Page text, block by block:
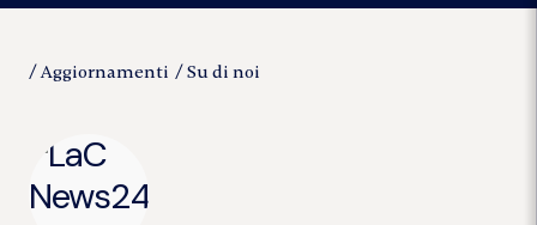
Aggiornamenti Su di noi